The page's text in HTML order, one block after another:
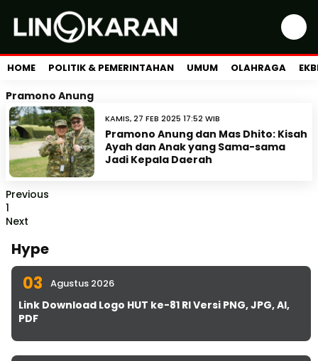
HOME POLITIK & PEMERINTAHAN UMUM OLAHRAGA
Pramono Anung
KAMIS, 27 FEB 2025 17:52 WIB
Pramono Anung dan Mas Dhito: Kisah
Ayah dan Anak yang Sama-sama
Jadi Kepala Daerah
Previous
1
Next
Hype
03 Agustus 2026
Link Download Logo HUT ke-81 RI Versi PNG, JPG, AI,
PDF